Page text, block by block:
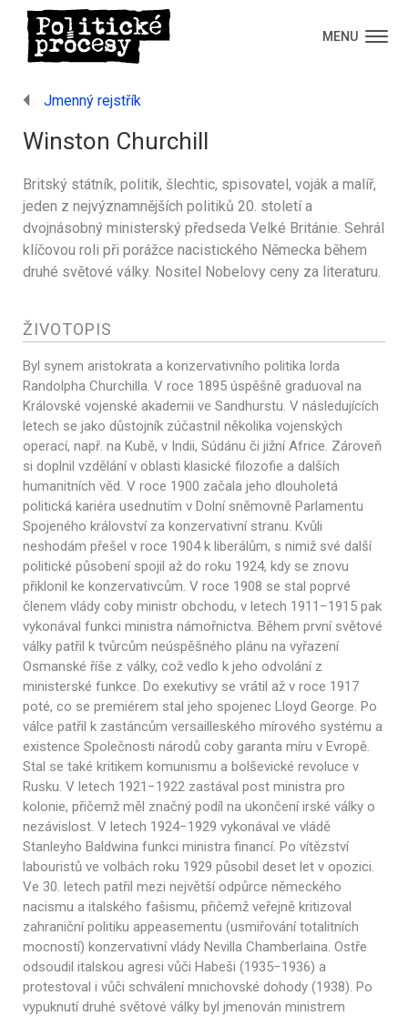
MENU
Jmenný rejstřík
Winston Churchill
Britský státník, politik, šlechtic, spisovatel, voják a malíř,
jeden z nejvýznamnějších politiků 20. století a
dvojnásobný ministerský předseda Velké Británie. Sehrál
klíčovou roli při porážce nacistického Německa během
druhé světové války. Nositel Nobelovy ceny za literaturu.
ŽIVOTOPIS
Byl synem aristokrata a konzervativního politika lorda
Randolpha Churchilla. V roce 1895 úspěšně graduoval na
Královské vojenské akademii ve Sandhurstu. V následujících
letech se jako důstojník zúčastnil několika vojenských
operací, např. na Kubě, v Indii, Súdánu či jižní Africe. Zároveň
si doplnil vzdělání v oblasti klasické filozofie a dalších
humanitních věd. V roce 1900 začala jeho dlouholetá
politická kariéra usednutím v Dolní sněmovně Parlamentu
Spojeného království za konzervativní stranu. Kvůli
neshodám přešel v roce 1904 k liberálům, s nimiž své další
politické působení spojil až do roku 1924, kdy se znovu
přiklonil ke konzervativcům. V roce 1908 se stal poprvé
členem vlády coby ministr obchodu, v letech 1911−1915 pak
vykonával funkci ministra námořnictva. Během první světové
války patřil k tvůrcům neúspěšného plánu na vyřazení
Osmanské říše z války, což vedlo k jeho odvolání z
ministerské funkce. Do exekutivy se vrátil až v roce 1917
poté, co se premiérem stal jeho spojenec Lloyd George. Po
válce patřil k zastáncům versailleského mírového systému a
existence Společnosti národů coby garanta míru v Evropě.
Stal se také kritikem komunismu a bolševické revoluce v
Rusku. V letech 1921−1922 zastával post ministra pro
kolonie, přičemž měl značný podíl na ukončení irské války o
nezávislost. V letech 1924−1929 vykonával ve vládě
Stanleyho Baldwina funkci ministra financí. Po vítězství
labouristů ve volbách roku 1929 působil deset let v opozici.
Ve 30. letech patřil mezi největší odpůrce německého
nacismu a italského fašismu, přičemž veřejně kritizoval
zahraniční politiku appeasementu (usmiřování totalitních
mocností) konzervativní vlády Nevilla Chamberlaina. Ostře
odsoudil italskou agresi vůči Habeši (1935−1936) a
protestoval i vůči schválení mnichovské dohody (1938). Po
vypuknutí druhé světové války byl jmenován ministrem